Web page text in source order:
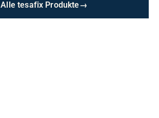
Alle tesafix Produkte→